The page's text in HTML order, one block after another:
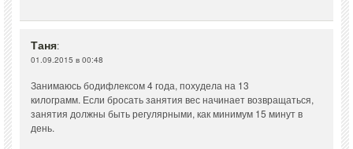
Таня:
01.09.2015 в 00:48
Занимаюсь бодифлексом 4 года, похудела на 13
килограмм. Если бросать занятия вес начинает возвращаться,
занятия должны быть регулярными, как минимум 15 минут в
день.